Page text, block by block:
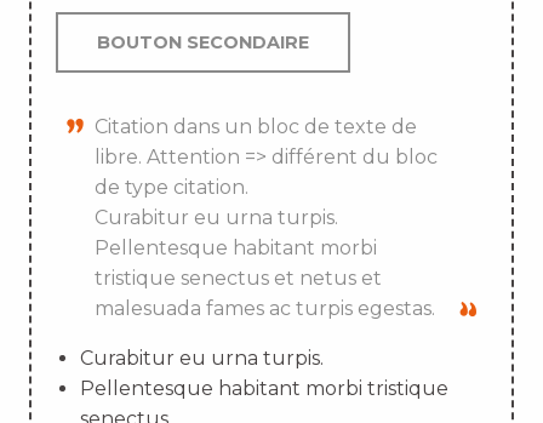
BOUTON SECONDAIRE
Citation dans un bloc de texte de
libre. Attention => différent du bloc
de type citation.
Curabitur eu urna turpis.
Pellentesque habitant morbi
tristique senectus et netus et
malesuada fames ac turpis egestas.
Curabitur eu urna turpis.
Pellentesque habitant morbi tristique